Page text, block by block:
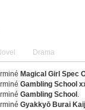
Drama
Magical Girl Spec
Gambling School
Gambling School .
Gyakkyō Burai